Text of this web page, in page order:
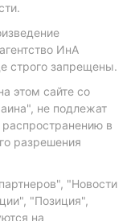
ИнА
строго запрещены.
этом сайте со
не подлежат
в
разрешения
"Новости
"Позиция",
на